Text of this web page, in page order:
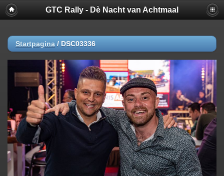
GTC Rally - Dè Nacht van Achtmaal
Startpagina / DSC03336